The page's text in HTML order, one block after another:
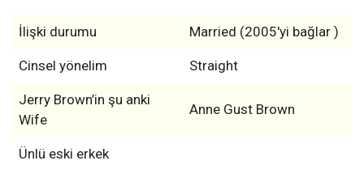
İlişki durumu Married (2005'yi bağlar )
Cinsel yönelim Straight
Jerry Brown’in şu anki
Wife
Anne Gust Brown
Ünlü eski erkek